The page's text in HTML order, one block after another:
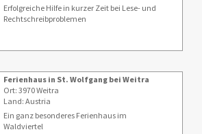
Erfolgreiche Hilfe in kurzer Zeit bei Lese- und
Rechtschreibproblemen
Ferienhaus in St. Wolfgang bei Weitra
Ort: 3970 Weitra
Land: Austria
Ein ganz besonderes Ferienhaus im
Waldviertel